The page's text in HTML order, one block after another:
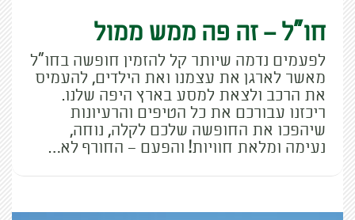
חו"ל – זה פה ממש ממול
לפעמים נדמה שיותר קל להזמין חופשה בחו"ל
מאשר לארגן את עצמנו ואת הילדים, להעמיס
את הרכב ולצאת למסע בארץ היפה שלנו.
ריכזנו עבורכם את כל הטיפים והרעיונות
שיהפכו את החופשה שלכם לקלה, נוחה,
נעימה ומלאת חוויות! והפעם – החורף לא…